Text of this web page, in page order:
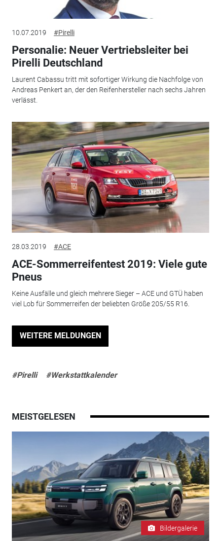
10.07.2019 #Pirelli
Personalie: Neuer Vertriebsleiter bei
Pirelli Deutschland
Laurent Cabassu tritt mit sofortiger Wirkung die Nachfolge von
Andreas Penkert an, der den Reifenhersteller nach sechs Jahren
verlässt.
28.03.2019 #ACE
ACE-Sommerreifentest 2019: Viele gute
Pneus
Keine Ausfälle und gleich mehrere Sieger – ACE und GTÜ haben
viel Lob für Sommerreifen der beliebten Größe 205/55 R16.
WEITERE MELDUNGEN
#Pirelli #Werkstattkalender
MEISTGELESEN
Bildergalerie